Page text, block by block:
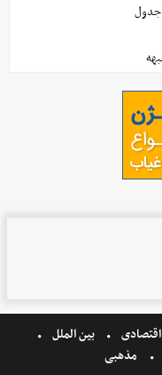
اقتصادی
بین الملل
مذهبی